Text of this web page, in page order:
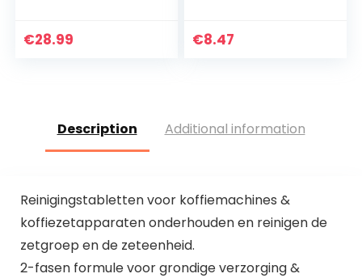
CA6903/22 CA6903
€28.99
Reinigingstabletten
€8.47
Description Additional information
Reinigingstabletten voor koffiemachines &
koffiezetapparaten onderhouden en reinigen de
zetgroep en de zeteenheid.
2-fasen formule voor grondige verzorging &